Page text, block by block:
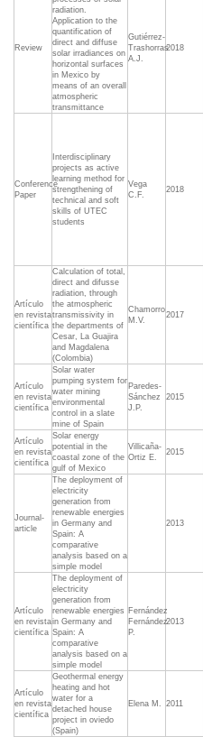
Review
radiation.
Application to the
quantification of
direct and diffuse
solar irradiances on
horizontal surfaces
in Mexico by
means of an overall
atmospheric
transmittance
Gutiérrez-
Trashorras
A.J.
2018
Conference
Paper
Interdisciplinary
projects as active
learning method for
strengthening of
technical and soft
skills of UTEC
students
Vega
C.F.
2018
Artículo
en revista
científica
Calculation of total,
direct and difusse
radiation, through
the atmospheric
transmissivity in
the departments of
Cesar, La Guajira
and Magdalena
(Colombia)
Chamorro
M.V.
2017
Artículo
en revista
científica
Solar water
pumping system for
water mining
environmental
control in a slate
mine of Spain
Paredes-
Sánchez
J.P.
2015
Artículo
en revista
científica
Solar energy
potential in the
coastal zone of the
gulf of Mexico
Villicaña-
Ortiz E.
2015
Journal-
article
The deployment of
electricity
generation from
renewable energies
in Germany and
Spain: A
comparative
analysis based on a
simple model
2013
Artículo
en revista
científica
The deployment of
electricity
generation from
renewable energies
in Germany and
Spain: A
comparative
analysis based on a
simple model
Fernández
Fernández
P.
2013
Artículo
en revista
científica
Geothermal energy
heating and hot
water for a
detached house
project in oviedo
(Spain)
Elena M. 2011